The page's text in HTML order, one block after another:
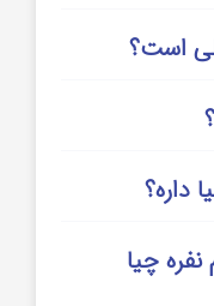
است؟
داره؟
چیا